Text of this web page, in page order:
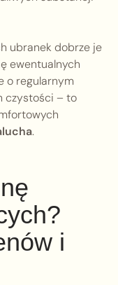
ubranek dobrze je
ewentualnych
o regularnym
czystości – to
.
i